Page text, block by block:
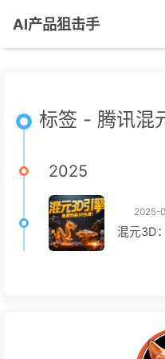
AI产品狙击手
标签 - 腾讯混
2025
2025-
混元3D